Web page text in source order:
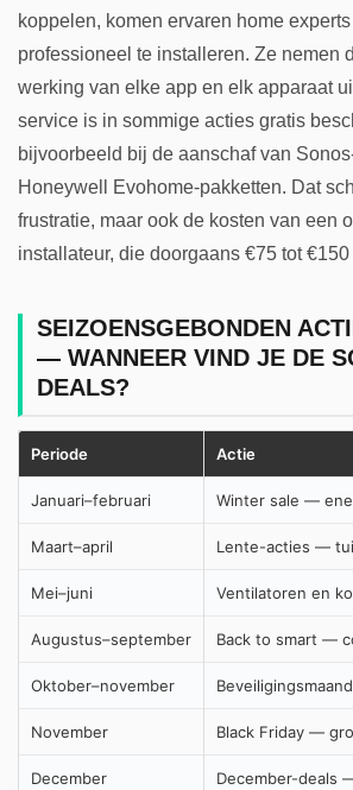
koppelen, komen ervaren home
professioneel te installeren. Ze nemen
werking van elke app en elk apparaat
service is in sommige acties gratis
bijvoorbeeld bij de aanschaf van
Honeywell Evohome-pakketten. Dat
frustratie, maar ook de kosten van een
installateur, die doorgaans €75 tot
SEIZOENSGEBONDEN
— WANNEER VIND JE DE
DEALS?
Periode Actie
Januari–februari Winter sale —
Maart–april Lente-acties —
Mei–juni Ventilatoren en
Augustus–september Back to smart —
Oktober–november
November Black Friday —
December December-deals